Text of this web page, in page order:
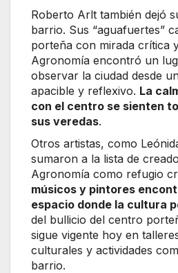
Roberto Arlt también dejó
barrio. Sus “aguafuertes”
porteña con mirada crítica
Agronomía encontró un
observar la ciudad desde
apacible y reflexivo. La
con el centro se sienten
sus veredas.
Otros artistas, como
sumaron a la lista de
Agronomía como refugio
músicos y pintores
espacio donde la cultura
del bullicio del centro
sigue vigente hoy en
culturales y actividades
barrio.